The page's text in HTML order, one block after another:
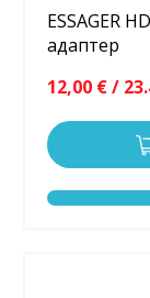
ESSAGER
адаптер
12,00 € /